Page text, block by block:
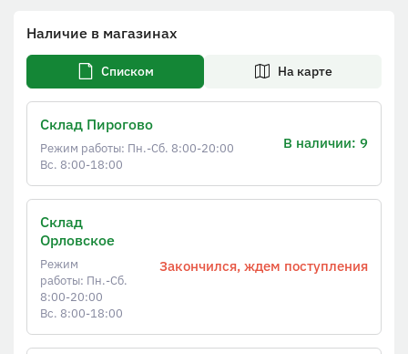
Наличие в магазинах
Списком На карте
Склад Пирогово
Режим работы: Пн.-Сб. 8:00-20:00
Вс. 8:00-18:00
В наличии: 9
Склад
Орловское
Режим
работы: Пн.-Сб.
8:00-20:00
Вс. 8:00-18:00
Закончился, ждем поступления